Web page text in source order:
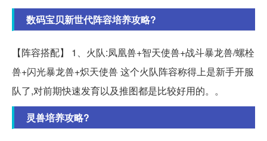
数码宝贝新世代阵容培养攻略?
【阵容搭配】 1、火队:凤凰兽+智天使兽+战斗暴龙兽/螺栓
兽+闪光暴龙兽+炽天使兽 这个火队阵容称得上是新手开服
队了,对前期快速发育以及推图都是比较好用的。。
灵兽培养攻略?